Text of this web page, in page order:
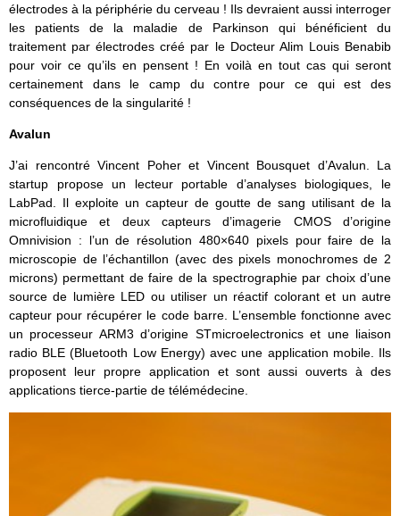
électrodes à la périphérie du cerveau ! Ils devraient aussi interroger
les patients de la maladie de Parkinson qui bénéficient du
traitement par électrodes créé par le Docteur Alim Louis Benabib
pour voir ce qu’ils en pensent ! En voilà en tout cas qui seront
certainement dans le camp du contre pour ce qui est des
conséquences de la singularité !
Avalun
J’ai rencontré Vincent Poher et Vincent Bousquet d’Avalun. La
startup propose un lecteur portable d’analyses biologiques, le
LabPad. Il exploite un capteur de goutte de sang utilisant de la
microfluidique et deux capteurs d’imagerie CMOS d’origine
Omnivision : l’un de résolution 480×640 pixels pour faire de la
microscopie de l’échantillon (avec des pixels monochromes de 2
microns) permettant de faire de la spectrographie par choix d’une
source de lumière LED ou utiliser un réactif colorant et un autre
capteur pour récupérer le code barre. L’ensemble fonctionne avec
un processeur ARM3 d’origine STmicroelectronics et une liaison
radio BLE (Bluetooth Low Energy) avec une application mobile. Ils
proposent leur propre application et sont aussi ouverts à des
applications tierce-partie de télémédecine.